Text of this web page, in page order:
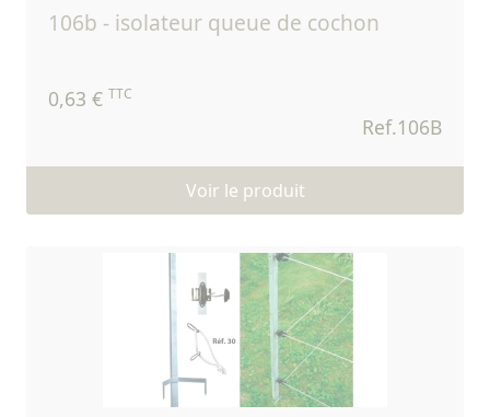
106b - isolateur queue de cochon
0,63 € TTC
Ref.106B
Voir le produit